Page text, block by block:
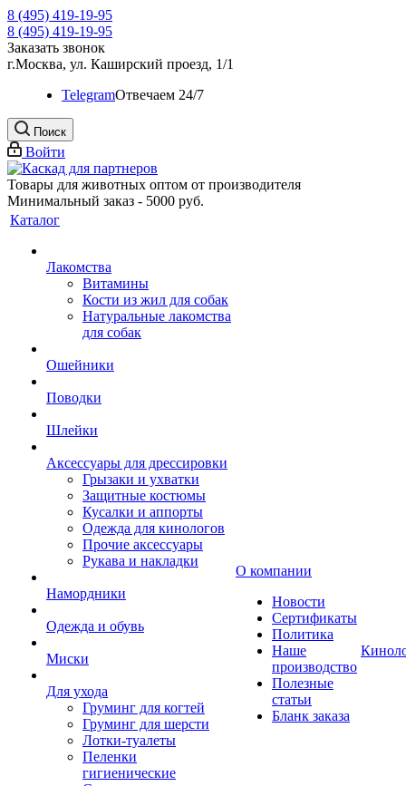
8 (495) 419-19-95
8 (495) 419-19-95
Заказать звонок
г.Москва, ул. Каширский проезд, 1/1
TelegramOтвечаем 24/7
Поиск
Войти
Товары для животных оптом от производителя
Минимальный заказ - 5000 руб.
Каталог
Лакомства
Витамины
Кости из жил для собак
Натуральные лакомства
для собак
Ошейники
Поводки
Шлейки
Аксессуары для дрессировки
Грызаки и ухватки
Защитные костюмы
Кусалки и аппорты
Одежда для кинологов
Прочие аксессуары
Рукава и накладки
Намордники
Одежда и обувь
Миски
Для ухода
Груминг для когтей
Груминг для шерсти
Лотки-туалеты
Пеленки
гигиенические
О компании
Новости
Сертификаты
Политика
Наше
производство
Полезные
статьи
Бланк заказа